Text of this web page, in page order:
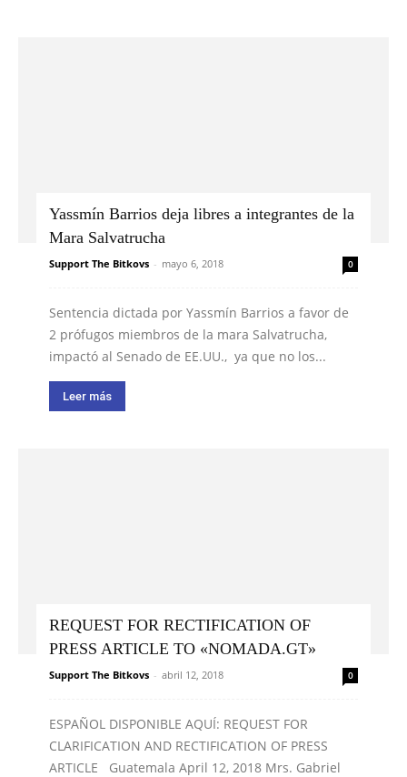
Yassmín Barrios deja libres a integrantes de la
Mara Salvatrucha
Support The Bitkovs - mayo 6, 2018 0
Sentencia dictada por Yassmín Barrios a favor de
2 prófugos miembros de la mara Salvatrucha,
impactó al Senado de EE.UU., ya que no los...
Leer más
REQUEST FOR RECTIFICATION OF
PRESS ARTICLE TO «NOMADA.GT»
Support The Bitkovs - abril 12, 2018 0
ESPAÑOL DISPONIBLE AQUÍ: REQUEST FOR
CLARIFICATION AND RECTIFICATION OF PRESS
ARTICLE Guatemala April 12, 2018 Mrs. Gabriel